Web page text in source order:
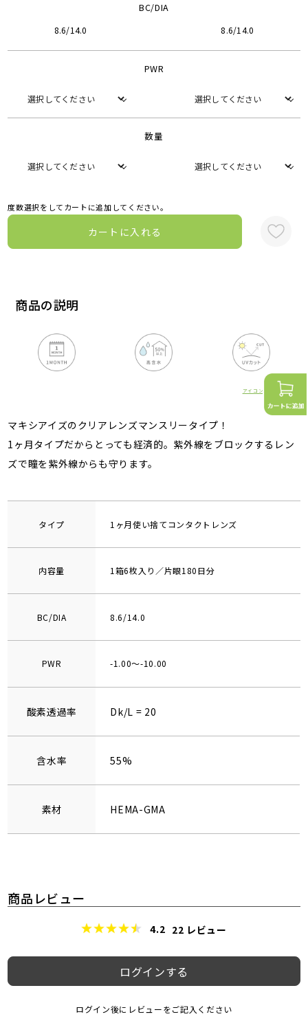
商品の説明
アイコンの詳細はこちら
マキシアイズのクリアレンズマンスリータイプ！
1ヶ月タイプだからとっても経済的。紫外線をブロックするレン
ズで瞳を紫外線からも守ります。
タイプ 1ヶ月使い捨てコンタクトレンズ
内容量 1箱6枚入り／片眼180日分
BC/DIA 8.6/14.0
PWR -1.00～-10.00
酸素透過率 Dk/L = 20
含水率 55%
素材 HEMA-GMA
BC/DIA
8.6/14.0 8.6/14.0
PWR
数量
度数選択をしてカートに追加してください。
カートに入れる
商品レビュー
4.2 22 レビュー
ログインする
ログイン後にレビューをご記入ください